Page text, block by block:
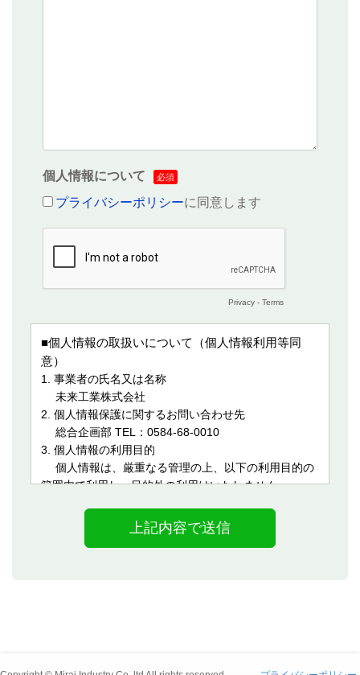
個人情報について
プライバシーポリシーに同意します
Privacy - Terms
■個人情報の取扱いについて（個人情報利用等同
意）
1. 事業者の氏名又は名称
未来工業株式会社
2. 個人情報保護に関するお問い合わせ先
総合企画部 TEL：0584-68-0010
3. 個人情報の利用目的
個人情報は、厳重なる管理の上、以下の利用目的の
範囲内で利用し、目的外の利用はいたしません。
(2)お問合せに関する回答の際へのご連絡
(3)弊社サービス・イベント等のご案内